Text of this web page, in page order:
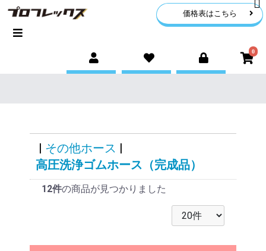
価格表はこちら
0
| その他ホース |
高圧洗浄ゴムホース（完成品）
12件の商品が見つかりました